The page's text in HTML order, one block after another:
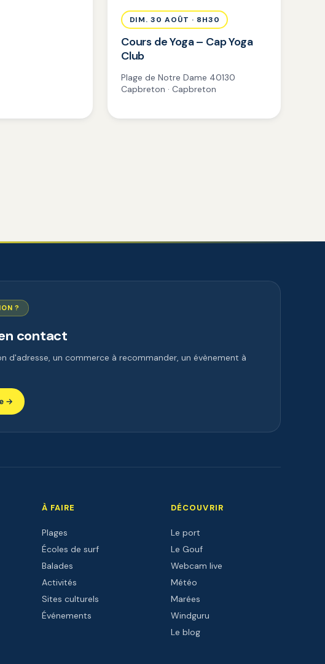
DIM. 30 AOÛT · 8H30
Cours de Yoga – Cap Yoga
Club
Plage de Notre Dame 40130
Capbreton · Capbreton
?
contact
d'adresse, un commerce à recommander, un évènement à
→
À FAIRE
Plages
Écoles de surf
Balades
Activités
Sites culturels
Événements
DÉCOUVRIR
Le port
Le Gouf
Webcam live
Météo
Marées
Windguru
Le blog